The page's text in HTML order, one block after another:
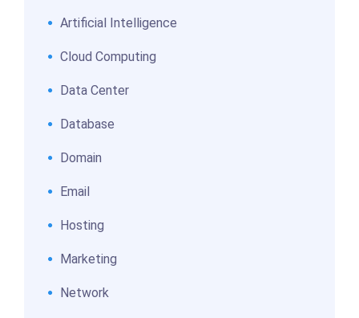
Artificial Intelligence
Cloud Computing
Data Center
Database
Domain
Email
Hosting
Marketing
Network